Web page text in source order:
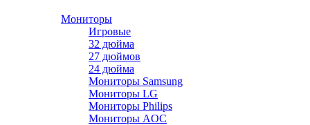
Мониторы
Игровые
32 дюйма
27 дюймов
24 дюйма
Мониторы Samsung
Мониторы LG
Мониторы Philips
Мониторы AOC